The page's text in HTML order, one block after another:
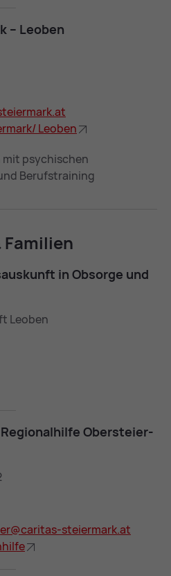
– Leo­ben
Leo­ben
psychischen
Berufstraining
Fa­mi­li­en
in Ob­sor­ge und
Leoben
Ober­stei­er­
ca­ri­tas-stei­er­mark.at